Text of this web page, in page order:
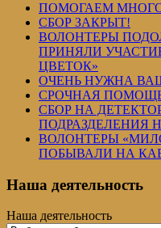
ПОМОГАЕМ
СБОР ЗАКРЫТ!
ВОЛОНТЕРЫ
ПРИНЯЛИ
ЦВЕТОК»
ОЧЕНЬ НУЖНА
СРОЧНАЯ
СБОР НА
ПОДРАЗДЕЛЕНИЯ
ВОЛОНТЕРЫ
ПОБЫВАЛИ НА
Наша деятельность
Наша деятельность